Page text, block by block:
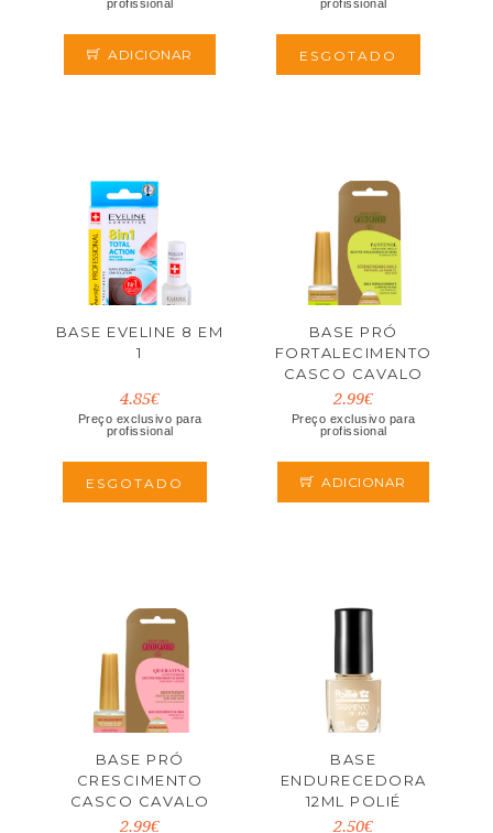
profissional
ADICIONAR
profissional
ESGOTADO
BASE EVELINE 8 EM
1
4.85€
Preço exclusivo para
profissional
ESGOTADO
BASE PRÓ
FORTALECIMENTO
CASCO CAVALO
10ML
2.99€
Preço exclusivo para
profissional
ADICIONAR
BASE PRÓ
CRESCIMENTO
CASCO CAVALO
10ML
2.99€
BASE
ENDURECEDORA
12ML POLIÉ
2.50€